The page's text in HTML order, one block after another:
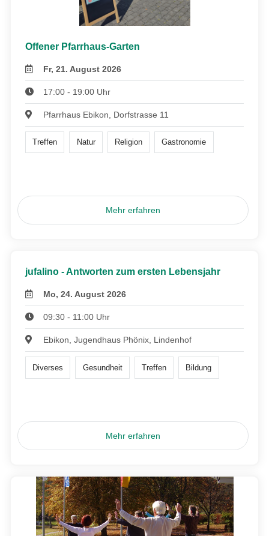
Offener Pfarrhaus-Garten
Fr, 21. August 2026
17:00 - 19:00 Uhr
Pfarrhaus Ebikon, Dorfstrasse 11
Treffen Natur Religion Gastronomie
Mehr erfahren
jufalino - Antworten zum ersten Lebensjahr
Mo, 24. August 2026
09:30 - 11:00 Uhr
Ebikon, Jugendhaus Phönix, Lindenhof
Diverses Gesundheit Treffen Bildung
Mehr erfahren